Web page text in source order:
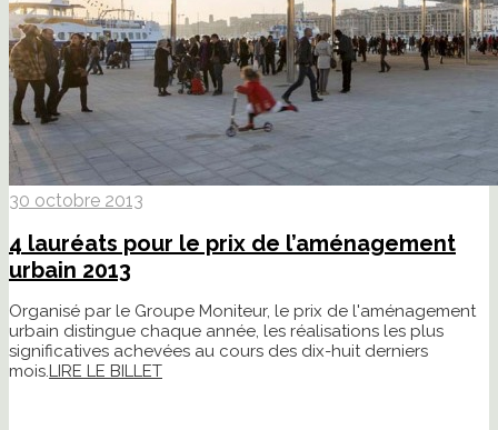
30 octobre 2013
4 lauréats pour le prix de l’aménagement
urbain 2013
Organisé par le Groupe Moniteur, le prix de l'aménagement
urbain distingue chaque année, les réalisations les plus
significatives achevées au cours des dix-huit derniers
mois.LIRE LE BILLET